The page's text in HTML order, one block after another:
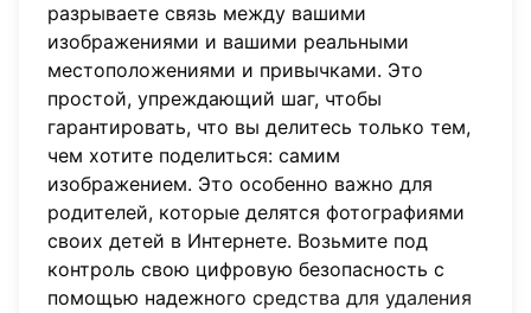
разрываете связь между вашими
изображениями и вашими реальными
местоположениями и привычками. Это
простой, упреждающий шаг, чтобы
гарантировать, что вы делитесь только тем,
чем хотите поделиться: самим
изображением. Это особенно важно для
родителей, которые делятся фотографиями
своих детей в Интернете. Возьмите под
контроль свою цифровую безопасность с
помощью надежного средства для удаления